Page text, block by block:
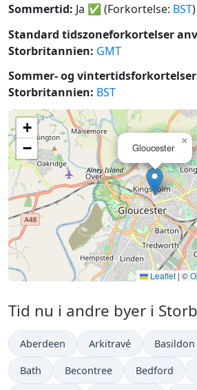
Sommertid: Ja ✅ (Forkortelse: BST)
Standard tidszoneforkortelser
Storbritannien: GMT
Sommer- og
Storbritannien: BST
Gloucester
×
+
−
Leaflet | ©
Tid nu i andre byer i
Aberdeen Arkitravé Basildon
Bath Becontree Bedford